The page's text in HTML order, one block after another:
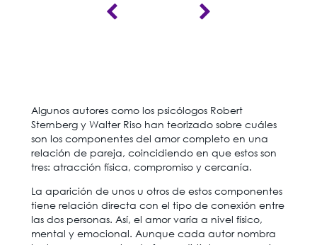
Algunos autores como los psicólogos Robert
Sternberg y Walter Riso han teorizado sobre cuáles
son los componentes del amor completo en una
relación de pareja, coincidiendo en que estos son
tres: atracción física, compromiso y cercanía.
La aparición de unos u otros de estos componentes
tiene relación directa con el tipo de conexión entre
las dos personas. Así, el amor varía a nivel físico,
mental y emocional. Aunque cada autor nombra